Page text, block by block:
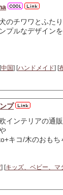
のチワワとふた
プルなデザイン
中国] [ハンドメイド] [
プ
インテリアの通
キコ/木のおもち
] [キッズ、ベビー、マ